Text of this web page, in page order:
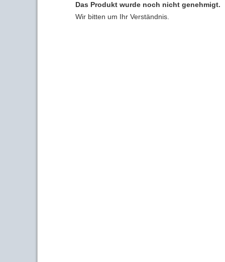
Das Produkt wurde noch nicht genehmigt.
Wir bitten um Ihr Verständnis.